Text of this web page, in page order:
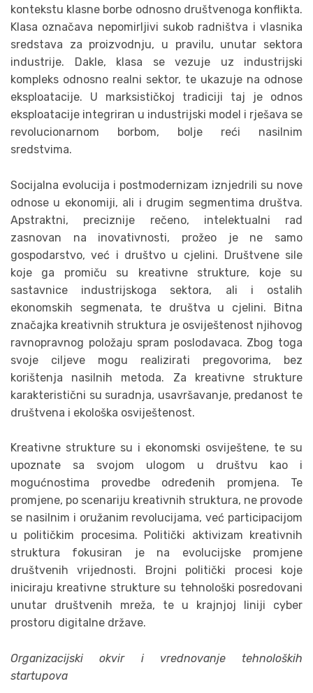
kontekstu klasne borbe odnosno društvenoga konflikta.
Klasa označava nepomirljivi sukob radništva i vlasnika
sredstava za proizvodnju, u pravilu, unutar sektora
industrije. Dakle, klasa se vezuje uz industrijski
kompleks odnosno realni sektor, te ukazuje na odnose
eksploatacije. U marksističkoj tradiciji taj je odnos
eksploatacije integriran u industrijski model i rješava se
revolucionarnom borbom, bolje reći nasilnim
sredstvima.
Socijalna evolucija i postmodernizam iznjedrili su nove
odnose u ekonomiji, ali i drugim segmentima društva.
Apstraktni, preciznije rečeno, intelektualni rad
zasnovan na inovativnosti, prožeo je ne samo
gospodarstvo, već i društvo u cjelini. Društvene sile
koje ga promiču su kreativne strukture, koje su
sastavnice industrijskoga sektora, ali i ostalih
ekonomskih segmenata, te društva u cjelini. Bitna
značajka kreativnih struktura je osviještenost njihovog
ravnopravnog položaju spram poslodavaca. Zbog toga
svoje ciljeve mogu realizirati pregovorima, bez
korištenja nasilnih metoda. Za kreativne strukture
karakteristični su suradnja, usavršavanje, predanost te
društvena i ekološka osviještenost.
Kreativne strukture su i ekonomski osviještene, te su
upoznate sa svojom ulogom u društvu kao i
mogućnostima provedbe određenih promjena. Te
promjene, po scenariju kreativnih struktura, ne provode
se nasilnim i oružanim revolucijama, već participacijom
u političkim procesima. Politički aktivizam kreativnih
struktura fokusiran je na evolucijske promjene
društvenih vrijednosti. Brojni politički procesi koje
iniciraju kreativne strukture su tehnološki posredovani
unutar društvenih mreža, te u krajnjoj liniji cyber
prostoru digitalne države.
Organizacijski okvir i vrednovanje tehnoloških
startupova